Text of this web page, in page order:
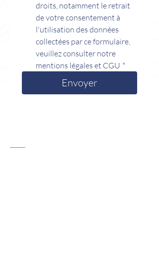
droits, notamment le retrait
de votre consentement à
l'utilisation des données
collectées par ce formulaire,
veuillez consulter notre
mentions légales et CGU *
Envoyer